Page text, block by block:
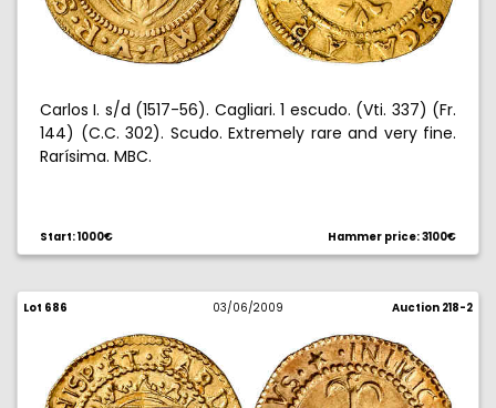
Carlos I. s/d (1517-56). Cagliari. 1 escudo. (Vti. 337) (Fr.
144) (C.C. 302). Scudo. Extremely rare and very fine.
Rarísima. MBC.
Start: 1000€ Hammer price: 3100€
Lot 686 03/06/2009 Auction 218-2